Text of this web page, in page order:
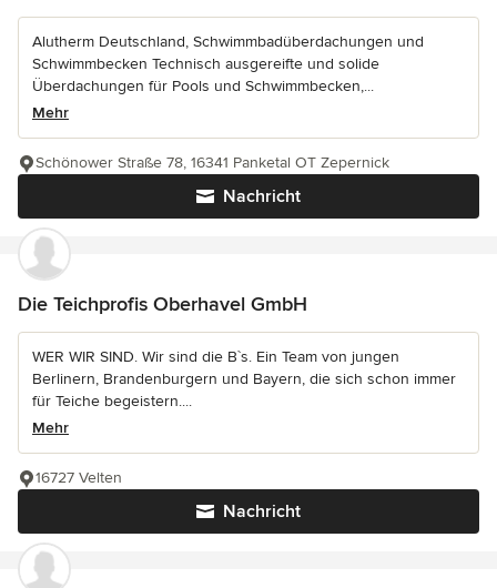
Alutherm Deutschland, Schwimmbadüberdachungen und
Schwimmbecken Technisch ausgereifte und solide
Überdachungen für Pools und Schwimmbecken,...
Mehr
Nachricht
Schönower Straße 78, 16341 Panketal OT Zepernick
Die Teichprofis Oberhavel GmbH
WER WIR SIND. Wir sind die B`s. Ein Team von jungen
Berlinern, Brandenburgern und Bayern, die sich schon immer
für Teiche begeistern....
Mehr
Nachricht
16727 Velten